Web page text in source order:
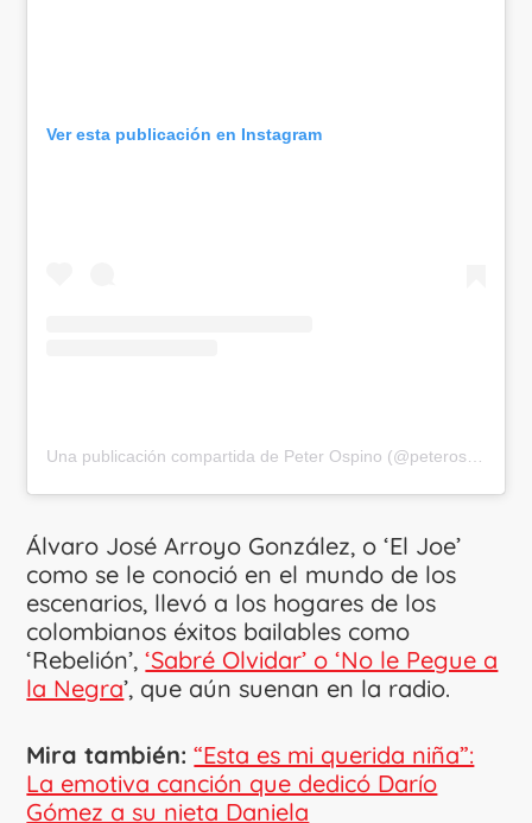
Ver esta publicación en Instagram
Álvaro José Arroyo González, o ‘El Joe’
como se le conoció en el mundo de los
escenarios, llevó a los hogares de los
colombianos éxitos bailables como
‘Rebelión’,‘Sabré Olvidar’ o ‘No le Pegue a
la Negra’, que aún suenan en la radio.
Mira también:“Esta es mi querida niña”:
La emotiva canción que dedicó Darío
Gómez a su nieta Daniela